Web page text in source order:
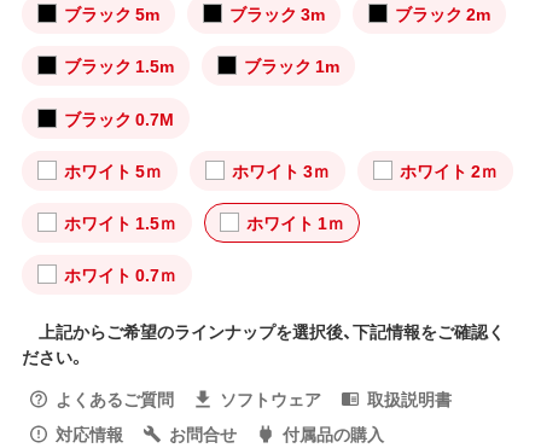
ブラック 5m ブラック 3m ブラック 2m
ブラック 1.5m ブラック 1m
ブラック 0.7M
ホワイト 5ｍ ホワイト 3ｍ ホワイト 2ｍ
ホワイト 1.5ｍ ホワイト 1ｍ
ホワイト 0.7ｍ
上記からご希望のラインナップを選択後、下記情報をご確認く
ださい。
よくあるご質問
ソフトウェア
取扱説明書
対応情報
お問合せ 付属品の購入